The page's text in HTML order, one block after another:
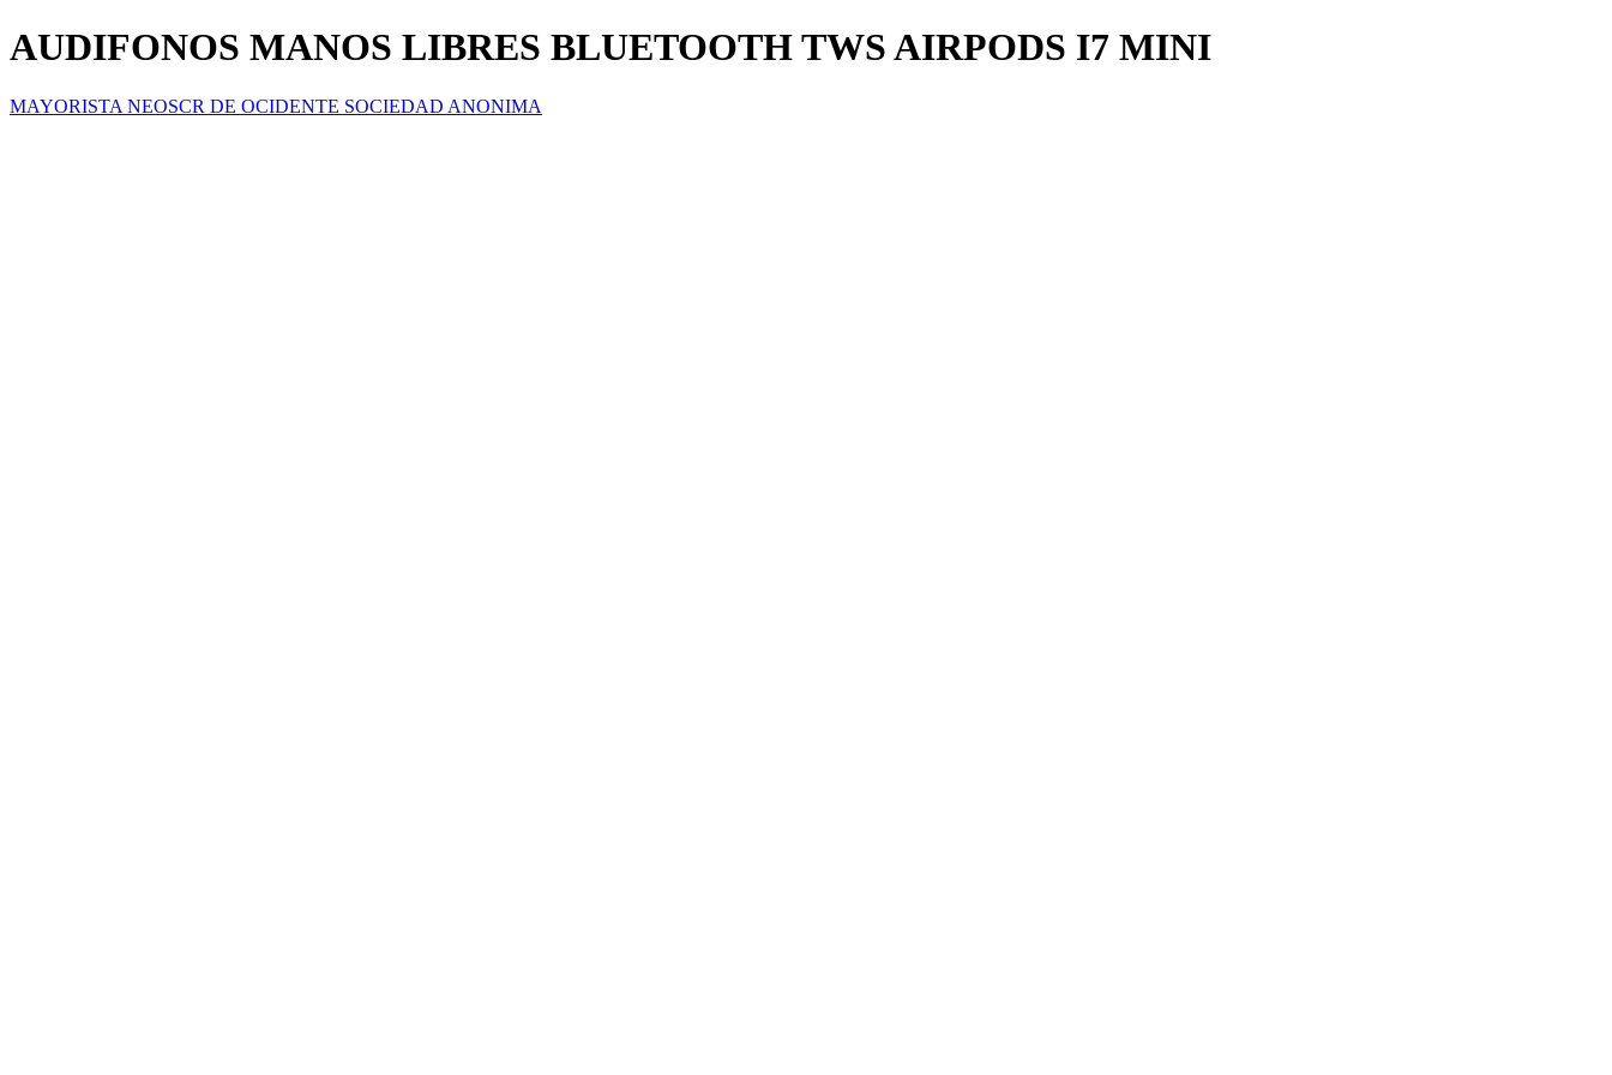
AUDIFONOS MANOS LIBRES BLUETOOTH TWS AIRPODS I7 MINI
MAYORISTA NEOSCR DE OCIDENTE SOCIEDAD ANONIMA